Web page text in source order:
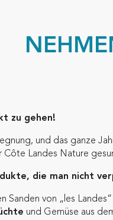
zu gehen!
und das ganze
Côte Landes Nature
die man nicht
Sanden von „les Landes“
und Gemüse aus